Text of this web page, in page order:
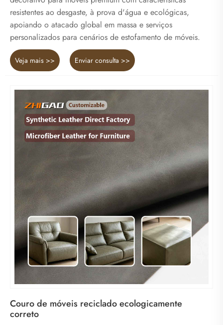
resistentes ao desgaste, à prova d'água e ecológicas,
apoiando o atacado global em massa e serviços
personalizados para cenários de estofamento de móveis.
Veja mais >> Enviar consulta >>
Couro de móveis reciclado ecologicamente
correto